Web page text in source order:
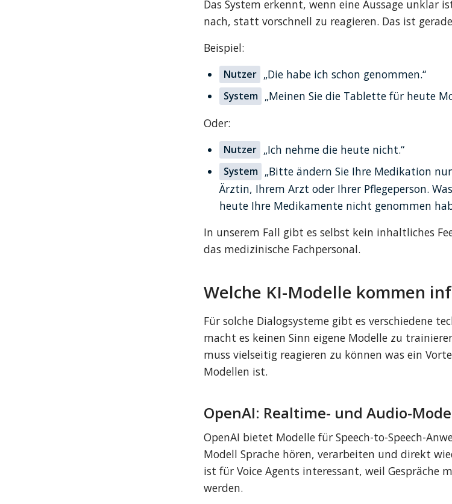
Das System erkennt, wenn eine Aussage unklar
nach, statt vorschnell zu reagieren. Das ist
Beispiel:
Nutzer „Die habe ich schon genommen.“
System „Meinen Sie die Tablette für heute
Oder:
Nutzer „Ich nehme die heute nicht.“
System „Bitte ändern Sie Ihre Medikation
Ärztin, Ihrem Arzt oder Ihrer Pflegeperson.
heute Ihre Medikamente nicht genommen
In unserem Fall gibt es selbst kein inhaltliches
das medizinische Fachpersonal.
Welche KI-Modelle kommen
Für solche Dialogsysteme gibt es verschiedene
macht es keinen Sinn eigene Modelle zu
muss vielseitig reagieren zu können was ein
Modellen ist.
OpenAI: Realtime- und Audio-
OpenAI bietet Modelle für Speech-to-Speech-
Modell Sprache hören, verarbeiten und direkt
ist für Voice Agents interessant, weil Gespräche
werden.